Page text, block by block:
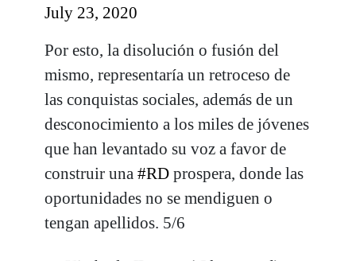
July 23, 2020
Por esto, la disolución o fusión del
mismo, representaría un retroceso de
las conquistas sociales, además de un
desconocimiento a los miles de jóvenes
que han levantado su voz a favor de
construir una #RD prospera, donde las
oportunidades no se mendiguen o
tengan apellidos. 5/6